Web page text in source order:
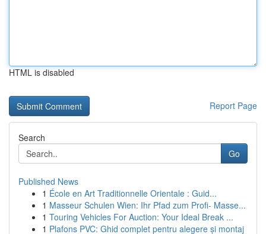
HTML is disabled
Report Page
Search
Go
Published News
1 École en Art Traditionnelle Orientale : Guid...
1 Masseur Schulen Wien: Ihr Pfad zum Profi- Masse...
1 Touring Vehicles For Auction: Your Ideal Break ...
1 Plafons PVC: Ghid complet pentru alegere și montaj